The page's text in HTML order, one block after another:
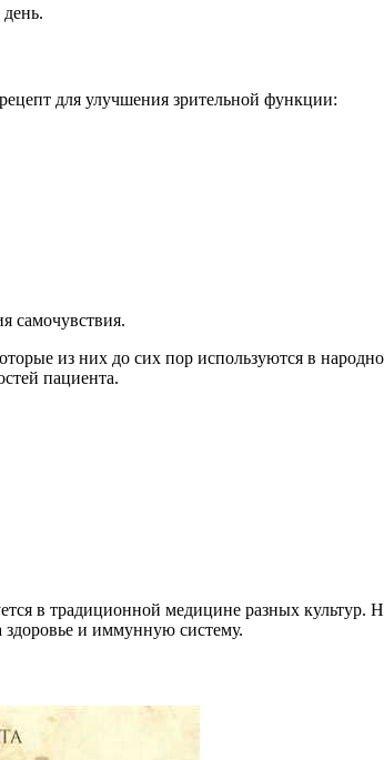
для улучшения зрительной функции:
самочувствия.
из них до сих пор используются в
пациента.
в традиционной медицине разных культур.
и иммунную систему.